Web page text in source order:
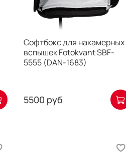
Cофтбокс для накамерных
вспышек Fotokvant SBF-
5555 (DAN-1683)
5500 руб